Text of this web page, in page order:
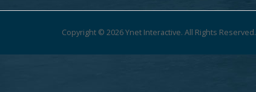
Copyright © 2026 Ynet Interactive. All Rights Reserved.